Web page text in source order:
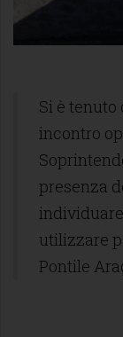
Si è tenuto
incontro
presenza
utilizzare
Pontile